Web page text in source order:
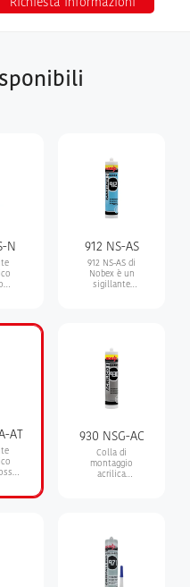
Richiesta informazioni
N 912 NS-AS
912 NS-AS di
Nobex è un
sigillante
resistente alla
muffa, ai raggi
UV e
all’umidità.
Ottima
adesione su
AT
.
930 NSG-AC
Colla di
montaggio
acrilica
ventosa
immediato